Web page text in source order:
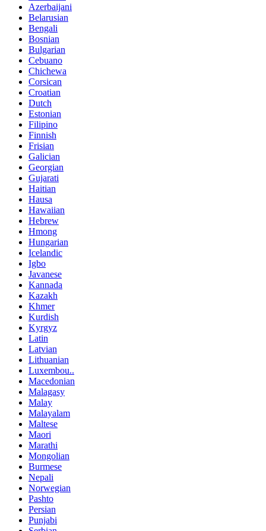
Azerbaijani
Belarusian
Bengali
Bosnian
Bulgarian
Cebuano
Chichewa
Corsican
Croatian
Dutch
Estonian
Filipino
Finnish
Frisian
Galician
Georgian
Gujarati
Haitian
Hausa
Hawaiian
Hebrew
Hmong
Hungarian
Icelandic
Igbo
Javanese
Kannada
Kazakh
Khmer
Kurdish
Kyrgyz
Latin
Latvian
Lithuanian
Luxembou..
Macedonian
Malagasy
Malay
Malayalam
Maltese
Maori
Marathi
Mongolian
Burmese
Nepali
Norwegian
Pashto
Persian
Punjabi